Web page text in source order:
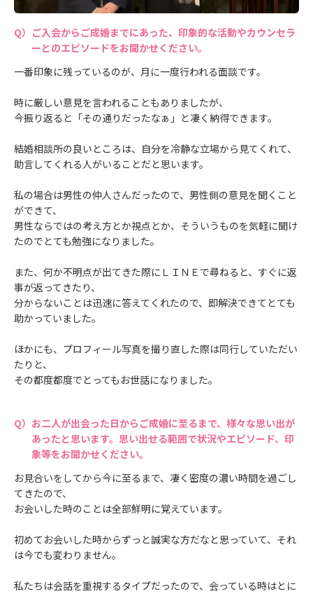
ご入会からご成婚までにあった、印象的な活動やカウンセラ
ーとのエピソードをお聞かせください。
一番印象に残っているのが、月に一度行われる面談です。
時に厳しい意見を言われることもありましたが、
今振り返ると「その通りだったなぁ」と凄く納得できます。
結婚相談所の良いところは、自分を冷静な立場から見てくれて、
助言してくれる人がいることだと思います。
私の場合は男性の仲人さんだったので、男性側の意見を聞くこと
ができて、
男性ならではの考え方とか視点とか、そういうものを気軽に聞け
たのでとても勉強になりました。
また、何か不明点が出てきた際にＬＩＮＥで尋ねると、すぐに返
事が返ってきたり、
分からないことは迅速に答えてくれたので、即解決できてとても
助かっていました。
ほかにも、プロフィール写真を撮り直した際は同行していただい
たりと、
その都度都度でとってもお世話になりました。
お二人が出会った日からご成婚に至るまで、様々な思い出が
あったと思います。思い出せる範囲で状況やエピソード、印
象等をお聞かせください。
お見合いをしてから今に至るまで、凄く密度の濃い時間を過ごし
てきたので、
お会いした時のことは全部鮮明に覚えています。
初めてお会いした時からずっと誠実な方だなと思っていて、それ
は今でも変わりません。
私たちは会話を重視するタイプだったので、会っている時はとに